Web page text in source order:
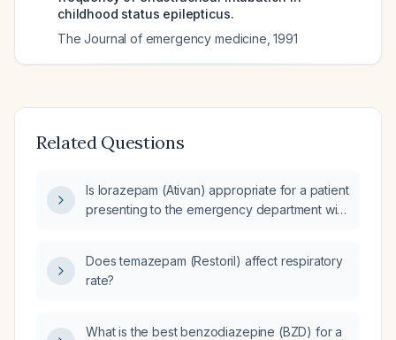
childhood status epilepticus.
The Journal of emergency medicine ,1991
Related Questions
Is lorazepam (Ativan) appropriate for a patient
presenting to the emergency department with
profound hypotension?
Does temazepam (Restoril) affect respiratory
rate?
What is the best benzodiazepine (BZD) for a